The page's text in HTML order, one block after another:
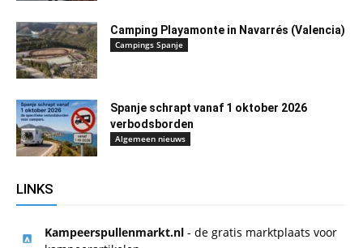
Camping Playamonte in Navarrés (Valencia)
Campings Spanje
Spanje schrapt vanaf 1 oktober 2026
verbodsborden
Algemeen nieuws
LINKS
Kampeerspullenmarkt.nl - de gratis marktplaats voor